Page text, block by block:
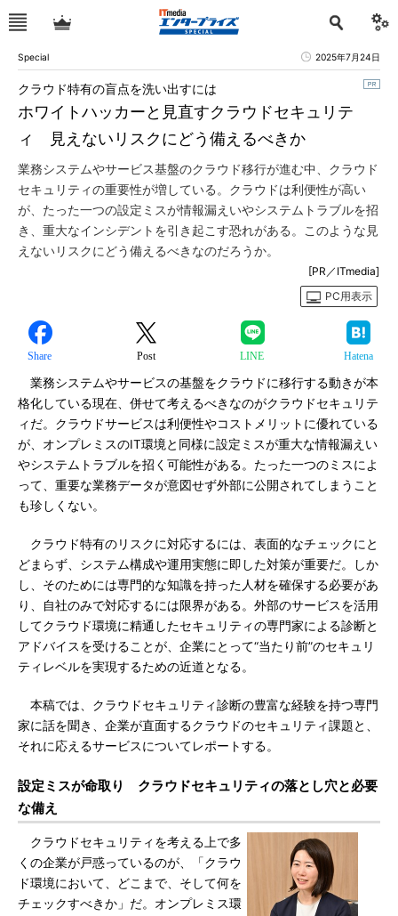
Special 2025年7月24日
ホワイトハッカーと見直すクラウドセキュリテ
ィ 見えないリスクにどう備えるべきか
クラウド特有の盲点を洗い出すには
業務システムやサービス基盤のクラウド移行が進む中、クラウド
セキュリティの重要性が増している。クラウドは利便性が高い
が、たった一つの設定ミスが情報漏えいやシステムトラブルを招
き、重大なインシデントを引き起こす恐れがある。このような見
えないリスクにどう備えるべきなのだろうか。
[PR／ITmedia]
PC用表示
Share Post LINE Hatena
業務システムやサービスの基盤をクラウドに移行する動きが本
格化している現在、併せて考えるべきなのがクラウドセキュリテ
ィだ。クラウドサービスは利便性やコストメリットに優れている
が、オンプレミスのIT環境と同様に設定ミスが重大な情報漏えい
やシステムトラブルを招く可能性がある。たった一つのミスによ
って、重要な業務データが意図せず外部に公開されてしまうこと
も珍しくない。
クラウド特有のリスクに対応するには、表面的なチェックにと
どまらず、システム構成や運用実態に即した対策が重要だ。しか
し、そのためには専門的な知識を持った人材を確保する必要があ
り、自社のみで対応するには限界がある。外部のサービスを活用
してクラウド環境に精通したセキュリティの専門家による診断と
アドバイスを受けることが、企業にとって“当たり前”のセキュリ
ティレベルを実現するための近道となる。
本稿では、クラウドセキュリティ診断の豊富な経験を持つ専門
家に話を聞き、企業が直面するクラウドのセキュリティ課題と、
それに応えるサービスについてレポートする。
設定ミスが命取り クラウドセキュリティの落とし穴と必要
な備え
クラウドセキュリティを考える上で多
くの企業が戸惑っているのが、「クラウ
ド環境において、どこまで、そして何を
チェックすべきか」だ。オンプレミス環